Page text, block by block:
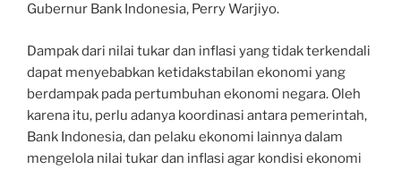
Gubernur Bank Indonesia, Perry Warjiyo.
Dampak dari nilai tukar dan inflasi yang tidak terkendali
dapat menyebabkan ketidakstabilan ekonomi yang
berdampak pada pertumbuhan ekonomi negara. Oleh
karena itu, perlu adanya koordinasi antara pemerintah,
Bank Indonesia, dan pelaku ekonomi lainnya dalam
mengelola nilai tukar dan inflasi agar kondisi ekonomi